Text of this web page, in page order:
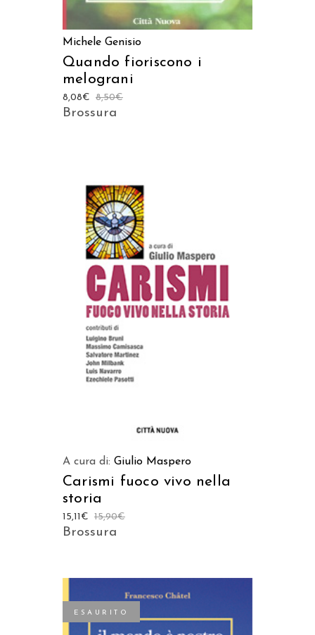
Michele Genisio
Quando fioriscono i
melograni
8,50€
8,08€
Brossura
AGGIUNGI AL CARRELLO
A cura di: Giulio Maspero
Carismi fuoco vivo nella
storia
15,90€
15,11 €
Brossura
ESAURITO